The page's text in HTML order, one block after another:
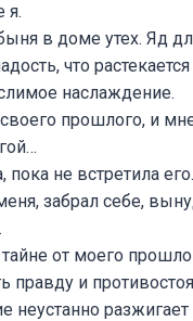
я.
в доме утех. Яд
что
наслаждение.
прошлого, и
пока не встретила его.
забрал себе,
от моего
правду и
неустанно